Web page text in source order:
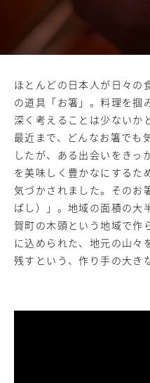
ほとんどの日本人が日々の
の道具「お箸」。料理を掴
深く考えることは少ないか
最近まで、どんなお箸でも
したが、ある出会いをきっ
を美味しく豊かなにするた
気づかされました。そのお
ばし）」。地域の面積の大
賀町の木頭という地域で作
に込められた、地元の山々
残すという、作り手の大き